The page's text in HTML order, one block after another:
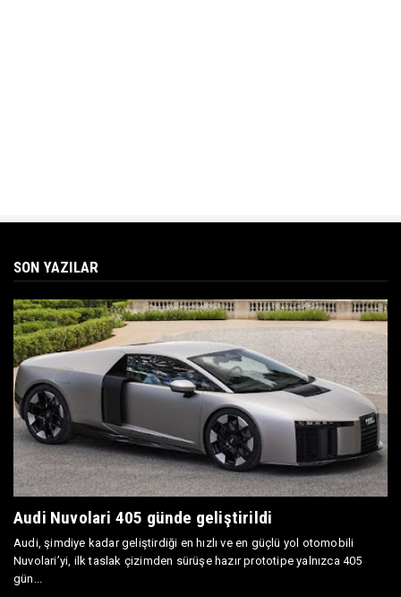
SON YAZILAR
Audi Nuvolari 405 günde geliştirildi
Audi, şimdiye kadar geliştirdiği en hızlı ve en güçlü yol otomobili
Nuvolari’yi, ilk taslak çizimden sürüşe hazır prototipe yalnızca 405
gün...